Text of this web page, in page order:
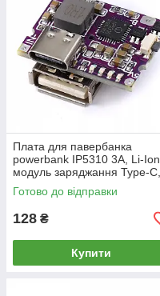
Плата для павербанка
powerbank IP5310 3А, Li-Ion
модуль заряджання Type-C,
підвищуючий стабілізатор
напруги
Готово до відправки
128 ₴
Купити